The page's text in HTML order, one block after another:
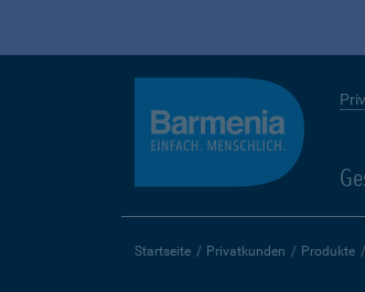
Startseite Privatkunden Produkte